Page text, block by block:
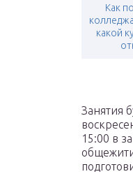
Как
какой
Занятия
15:00 в